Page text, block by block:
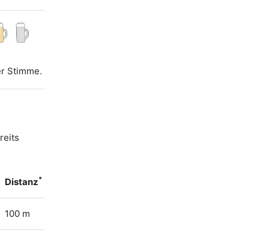
Stimme.
Distanz*
100 m